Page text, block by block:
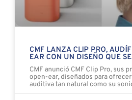
CMF LANZA CLIP PRO,
EAR CON UN DISEÑO QUE
CMF anunció CMF Clip Pro, sus
open-ear, diseñados para
auditiva tan natural como su